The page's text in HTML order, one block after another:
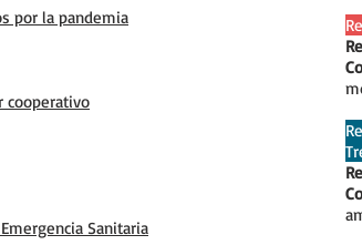
por la pandemia
cooperativo
Sanitaria